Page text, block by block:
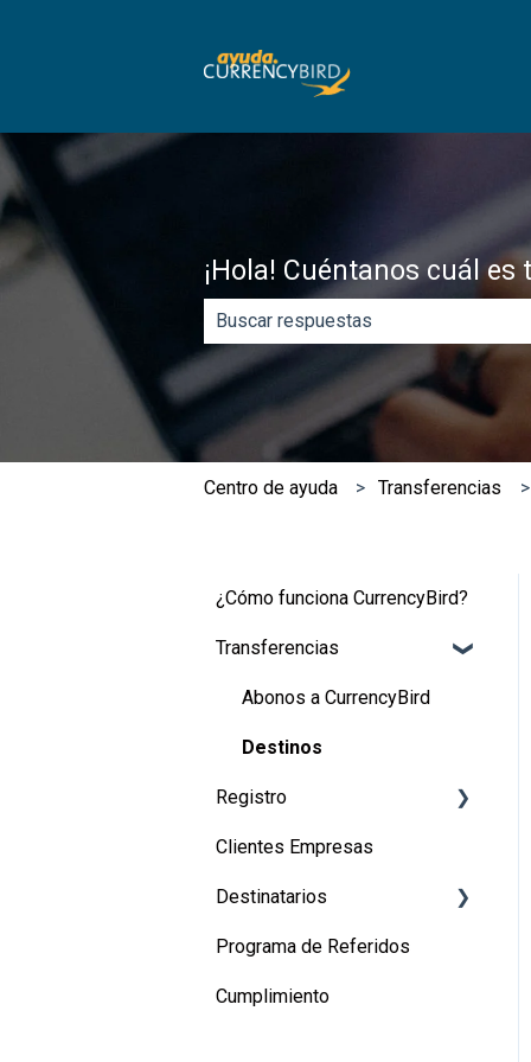
¡Hola! Cuéntanos cuál es
No hay sugerencias porque el
​Centro de ayuda Transferencias
¿Cómo funciona CurrencyBird?
Transferencias
Abonos a CurrencyBird
Destinos
Registro
Registro de usuarios
Registro de empresas
Clientes Empresas
Destinatarios
Canadá
Estados Unidos
Programa de Referidos
Cumplimiento